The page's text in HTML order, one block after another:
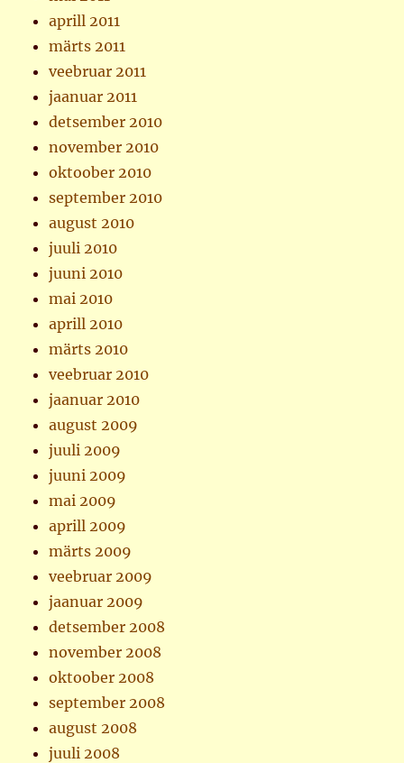
aprill 2011
märts 2011
veebruar 2011
jaanuar 2011
detsember 2010
november 2010
oktoober 2010
september 2010
august 2010
juuli 2010
juuni 2010
mai 2010
aprill 2010
märts 2010
veebruar 2010
jaanuar 2010
august 2009
juuli 2009
juuni 2009
mai 2009
aprill 2009
märts 2009
veebruar 2009
jaanuar 2009
detsember 2008
november 2008
oktoober 2008
september 2008
august 2008
juuli 2008